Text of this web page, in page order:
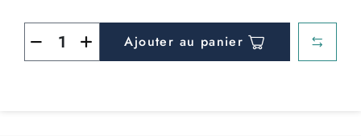
Ajouter au panier